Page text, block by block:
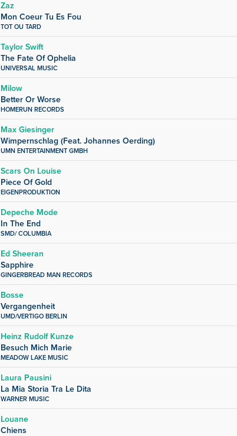
Zaz
Mon Coeur Tu Es Fou
TOT OU TARD
Taylor Swift
The Fate Of Ophelia
UNIVERSAL MUSIC
Milow
Better Or Worse
HOMERUN RECORDS
Max Giesinger
Wimpernschlag (Feat. Johannes Oerding)
UMN ENTERTAINMENT GMBH
Scars On Louise
Piece Of Gold
EIGENPRODUKTION
Depeche Mode
In The End
SMD/ COLUMBIA
Ed Sheeran
Sapphire
GINGERBREAD MAN RECORDS
Bosse
Vergangenheit
UMD/VERTIGO BERLIN
Heinz Rudolf Kunze
Besuch Mich Marie
MEADOW LAKE MUSIC
Laura Pausini
La Mia Storia Tra Le Dita
WARNER MUSIC
Louane
Chiens